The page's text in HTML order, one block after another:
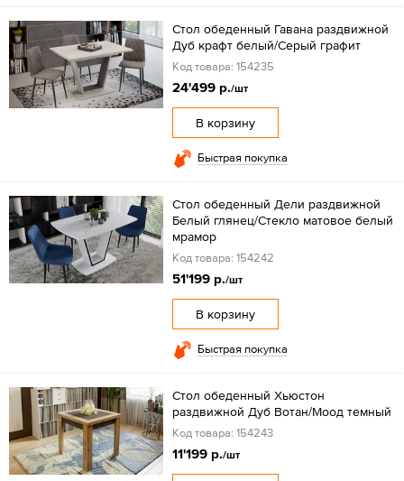
Стол обеденный Гавана раздвижной
Дуб крафт белый/Серый графит
Код товара: 154235
24'499 р./шт
В корзину
Быстрая покупка
Стол обеденный Дели раздвижной
Белый глянец/Стекло матовое белый
мрамор
Код товара: 154242
51'199 р./шт
В корзину
Быстрая покупка
Стол обеденный Хьюстон
раздвижной Дуб Вотан/Моод темный
Код товара: 154243
11'199 р./шт